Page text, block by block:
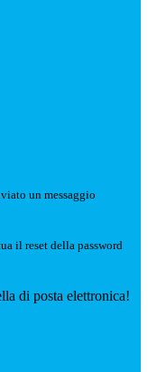
un messaggio
il reset della password
di posta elettronica!